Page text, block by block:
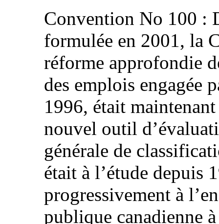
Convention No 100 :
formulée en 2001, la
réforme approfondie
des emplois engagée
1996, était
nouvel outil
générale de
était à l’étude depuis
progressivement à
publique canadienne